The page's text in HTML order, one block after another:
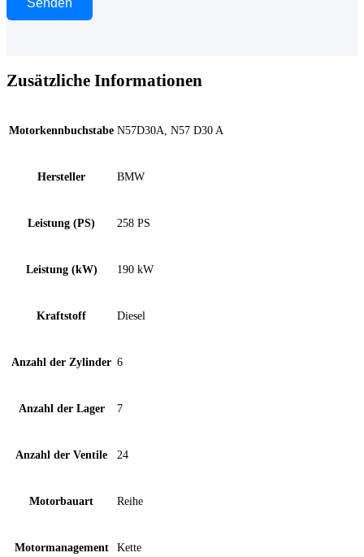
Zusätzliche Informationen
Motorkennbuchstabe N57D30A, N57 D30 A
Hersteller BMW
Leistung (PS) 258 PS
Leistung (kW) 190 kW
Kraftstoff Diesel
Anzahl der Zylinder 6
Anzahl der Lager 7
Anzahl der Ventile 24
Motorbauart Reihe
Motormanagement Kette